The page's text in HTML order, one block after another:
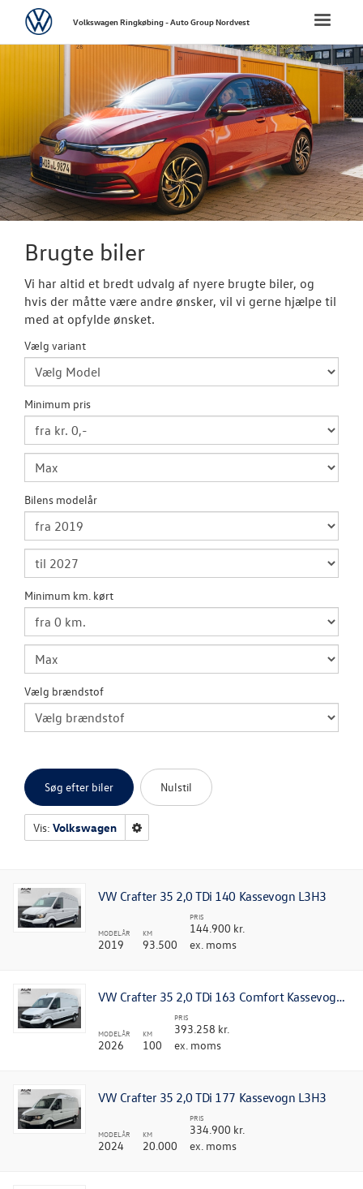
FORSIDE
NYE
NYE VAREBILER
BRUGTE BILER
LEJ EN
VÆRKSTED
RESERVEDELE
NYHEDER
Toggle
VolkswagenVolkswagen Ringkøbing - Auto Group Nordvest
Brugte biler
Vi har altid et bredt udvalg af nyere brugte biler, og
hvis der måtte være andre ønsker, vil vi gerne hjælpe til
med at opfylde ønsket.
Vælg variant
Minimum pris
Bilens modelår
Minimum km. kørt
Vælg brændstof
Søg efter biler Nulstil
Vis: Volkswagen
VW Crafter 35 2,0 TDi 140 Kassevogn L3H3
MODELÅR
2019
KM
93.500
PRIS
144.900 kr.
ex. moms
VW Crafter 35 2,0 TDi 163 Comfort Kassevogn L3H2 aut. RWD
MODELÅR
2026
KM
100
PRIS
393.258 kr.
ex. moms
VW Crafter 35 2,0 TDi 177 Kassevogn L3H3
MODELÅR
2024
KM
20.000
PRIS
334.900 kr.
ex. moms